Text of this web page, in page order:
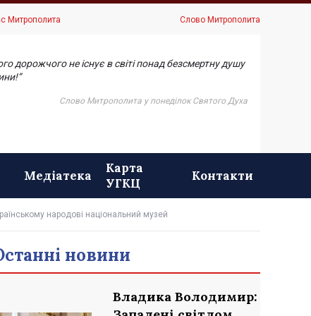
Митрополита Слово Митрополита
дорожчого не існує в світі понад безсмертну душу
Слово Митрополита у понеділок Святого Духа
Медіатека
Карта
УГКЦ
Контакти
народові національний музей
новини
Владика Володимир: